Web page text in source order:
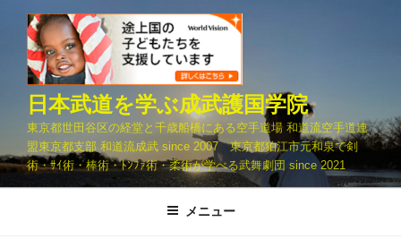
キ
日本武道を学ぶ成武護国学院
東京都世田谷区の経堂と千歳船橋にある空手道場 和道流空手道連
盟東京都支部 和道流成武 since 2007 東京都狛江市元和泉で剣
術・ｻｲ術・棒術・ﾄﾝﾌｧ術・柔術が学べる武舞劇団 since 2021
メニュー